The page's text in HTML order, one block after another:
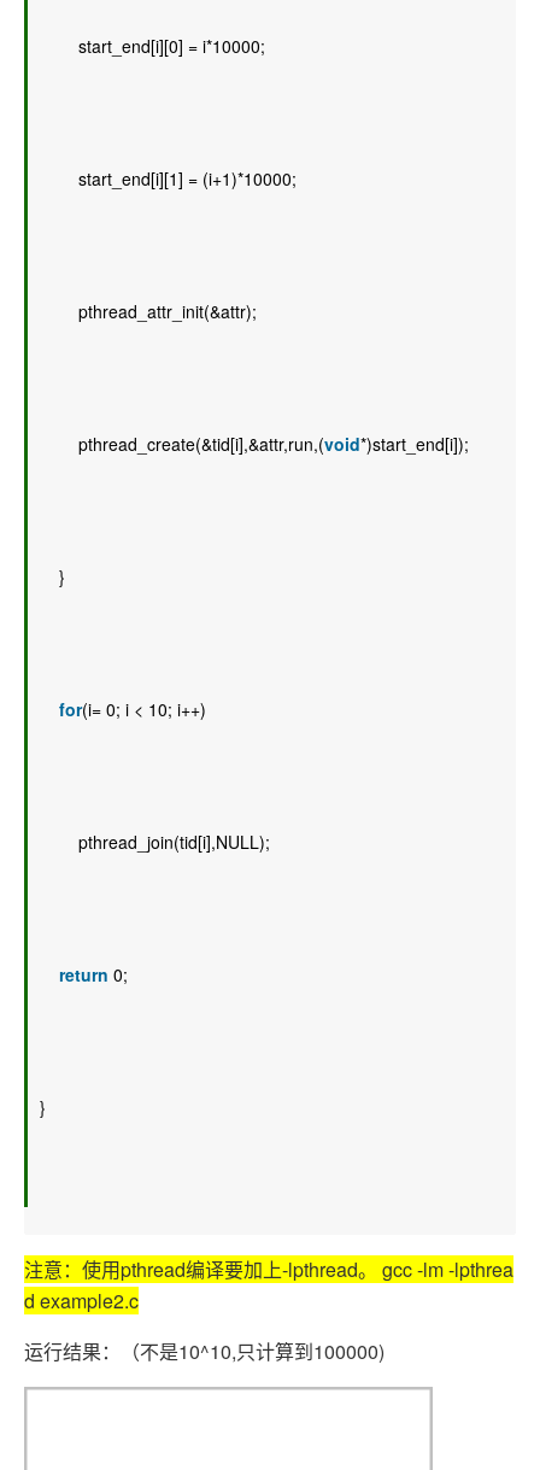
start_end[i][0] = i*10000;
start_end[i][1] = (i+1)*10000;
pthread_attr_init(&attr);
pthread_create(&tid[i],&attr,run,(void*)start_end[i]);
}
for(i= 0; i < 10; i++)
pthread_join(tid[i],NULL);
return 0;
}
注意：使用pthread编译要加上-lpthread。 gcc -lm -lpthrea
d example2.c
运行结果：（不是10^10,只计算到100000)